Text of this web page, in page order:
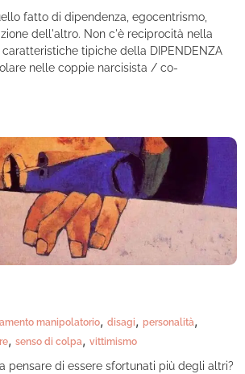
fatto di dipendenza, egocentrismo,
dell'altro. Non c'è reciprocità nella
tipiche della DIPENDENZA
nelle coppie narcisista / co-
manipolatorio, disagi, personalità,
, senso di colpa, vittimismo
pensare di essere sfortunati più degli altri?